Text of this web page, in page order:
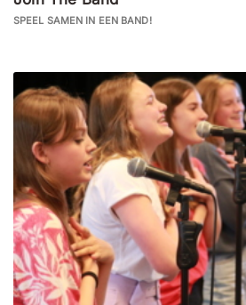
SPEEL SAMEN IN EEN BAND!